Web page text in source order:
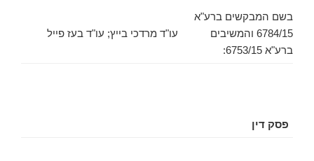
בשם המבקשים ברע"א
6784/15 והמשיבים
ברע"א 6753/15:
עו"ד מרדכי בייץ; עו"ד בעז פייל
פסק דין